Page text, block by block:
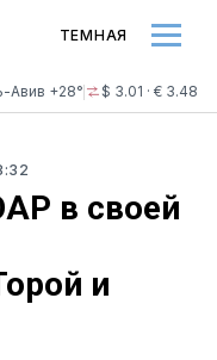
Авив +28° $ 3.01 · € 3.48
ТЕМНАЯ
в своей
и